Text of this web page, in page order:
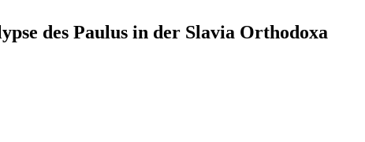
des Paulus in der Slavia Orthodoxa